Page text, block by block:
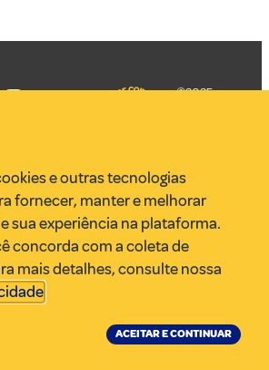
©2025
e outras tecnologias
fornecer, manter e melhorar
sua experiência na plataforma.
concorda com a coleta de
mais detalhes, consulte nossa
.
ACEITAR E CONTINUAR